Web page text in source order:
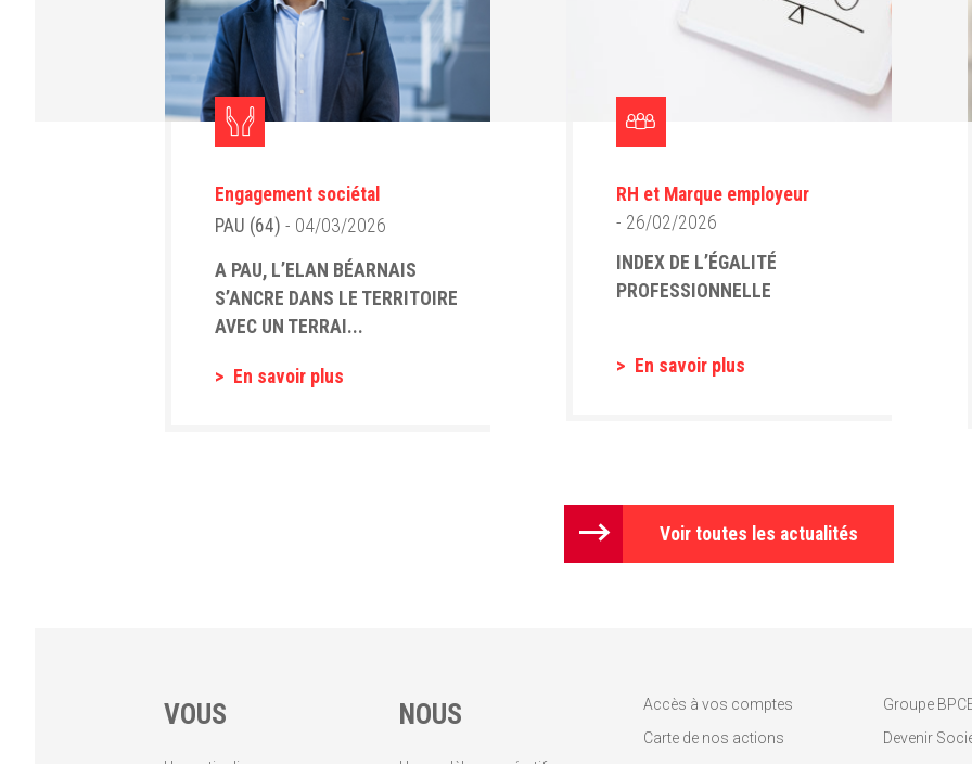
Engagement sociétal
PAU (64) - 04/03/2026
A PAU, L’ELAN BÉARNAIS
S’ANCRE DANS LE TERRITOIRE
AVEC UN TERRAI...
En savoir plus
RH et Marque employeur
- 26/02/2026
INDEX DE L’ÉGALITÉ
PROFESSIONNELLE
En savoir plus
Voir toutes les actualités
VOUS NOUS
Accès à vos comptes
Carte de nos actions
Groupe
Devenir